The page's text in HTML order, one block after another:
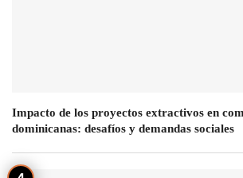
Impacto de los proyectos extractivos en
dominicanas: desafíos y demandas sociales